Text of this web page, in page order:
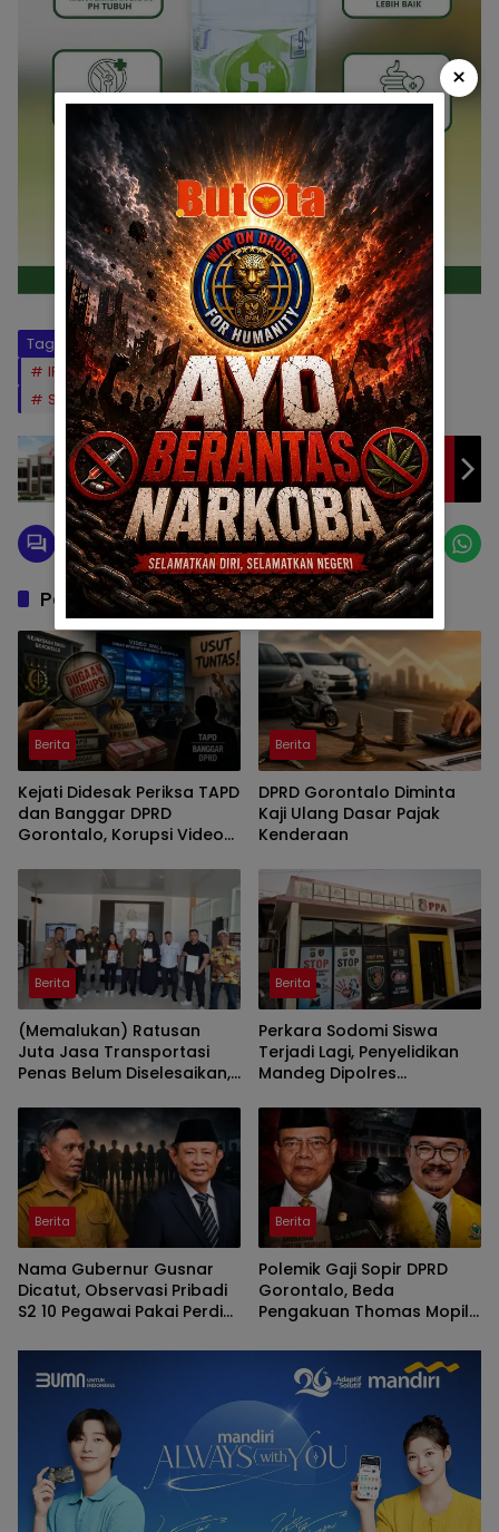
Tag: adhan dambea
dprd kota gorontalo
IRWAN HUNAWA
Kantah Kota Gorontalo
Sertifikat bermasalah
Walikota Gorontalo
Kasus Pelecehan Seksual, NP Ditahan Kejari
Kabupaten Gorontalo
Pos Terkait
Berita
Kejati Didesak Periksa TAPD
dan Banggar DPRD
Gorontalo, Korupsi Video
Deprov
Berita
DPRD Gorontalo Diminta
Kaji Ulang Dasar Pajak
Kenderaan
Berita
(Memalukan) Ratusan
Juta Jasa Transportasi
Penas Belum Diselesaikan,
Berita
Perkara Sodomi Siswa
Terjadi Lagi, Penyelidikan
Mandeg Dipolres
Berita
Nama Gubernur Gusnar
Dicatut, Observasi Pribadi
S2 10 Pegawai Pakai Perdis
Berita
Polemik Gaji Sopir DPRD
Gorontalo, Beda
Pengakuan Thomas Mopili
Membingungkan
×